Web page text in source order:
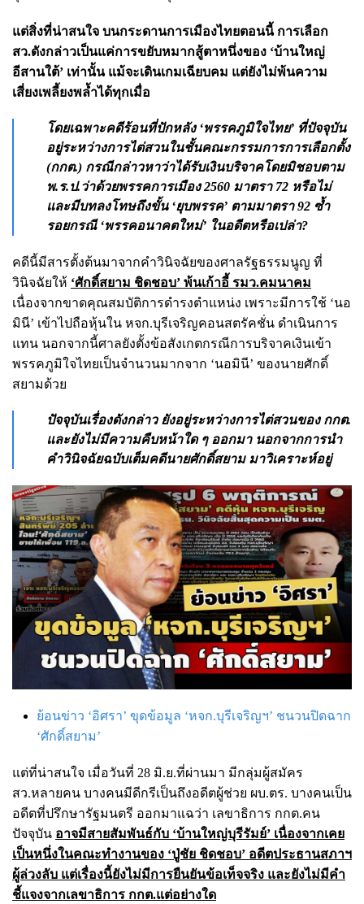
แต่สิ่งที่น่าสนใจ บนกระดานการเมืองไทยตอนนี้ การเลือก
สว.ดังกล่าวเป็นแค่การขยับหมากสู้ตาหนึ่งของ ‘บ้านใหญ่
อีสานใต้’ เท่านั้น แม้จะเดินเกมเฉียบคม แต่ยังไม่พ้นความ
เสี่ยงเพลี้ยงพล้ำได้ทุกเมื่อ
โดยเฉพาะคดีร้อนที่ปักหลัง ‘พรรคภูมิใจไทย’ ที่ปัจจุบัน
อยู่ระหว่างการไต่สวนในชั้นคณะกรรมการการเลือกตั้ง
(กกต.) กรณีกล่าวหาว่าได้รับเงินบริจาคโดยมิชอบตาม
พ.ร.ป.ว่าด้วยพรรคการเมือง 2560 มาตรา 72 หรือไม่
และมีบทลงโทษถึงขั้น ‘ยุบพรรค’ ตามมาตรา 92 ซ้ำ
รอยกรณี ‘พรรคอนาคตใหม่’ ในอดีตหรือเปล่า?
คดีนี้มีสารตั้งต้นมาจากคำวินิจฉัยของศาลรัฐธรรมนูญ ที่
วินิจฉัยให้ ‘ศักดิ์สยาม ชิดชอบ’ พ้นเก้าอี้ รมว.คมนาคม
เนื่องจากขาดคุณสมบัติการดำรงตำแหน่ง เพราะมีการใช้ ‘นอ
มินี’ เข้าไปถือหุ้นใน หจก.บุรีเจริญคอนสตรัคชั่น ดำเนินการ
แทน นอกจากนี้ศาลยังตั้งข้อสังเกตกรณีการบริจาคเงินเข้า
พรรคภูมิใจไทยเป็นจำนวนมากจาก ‘นอมินี’ ของนายศักดิ์
สยามด้วย
ปัจจุบันเรื่องดังกล่าว ยังอยู่ระหว่างการไต่สวนของ กกต.
และยังไม่มีความคืบหน้าใด ๆ ออกมา นอกจากการนำ
คำวินิจฉัยฉบับเต็มคดีนายศักดิ์สยาม มาวิเคราะห์อยู่
ย้อนข่าว ‘อิศรา’ ขุดข้อมูล ‘หจก.บุรีเจริญฯ’ ชนวนปิดฉาก
‘ศักดิ์สยาม’
แต่ที่น่าสนใจ เมื่อวันที่ 28 มิ.ย.ที่ผ่านมา มีกลุ่มผู้สมัคร
สว.หลายคน บางคนมีดีกรีเป็นถึงอดีตผู้ช่วย ผบ.ตร. บางคนเป็น
อดีตที่ปรึกษารัฐมนตรี ออกมาแฉว่า เลขาธิการ กกต.คน
ปัจจุบัน อาจมีสายสัมพันธ์กับ ‘บ้านใหญ่บุรีรัมย์’ เนื่องจากเคย
เป็นหนึ่งในคณะทำงานของ ‘ปู่ชัย ชิดชอบ’ อดีตประธานสภาฯ
ผู้ล่วงลับ แต่เรื่องนี้ยังไม่มีการยืนยันข้อเท็จจริง และยังไม่มีคำ
ชี้แจงจากเลขาธิการ กกต.แต่อย่างใด